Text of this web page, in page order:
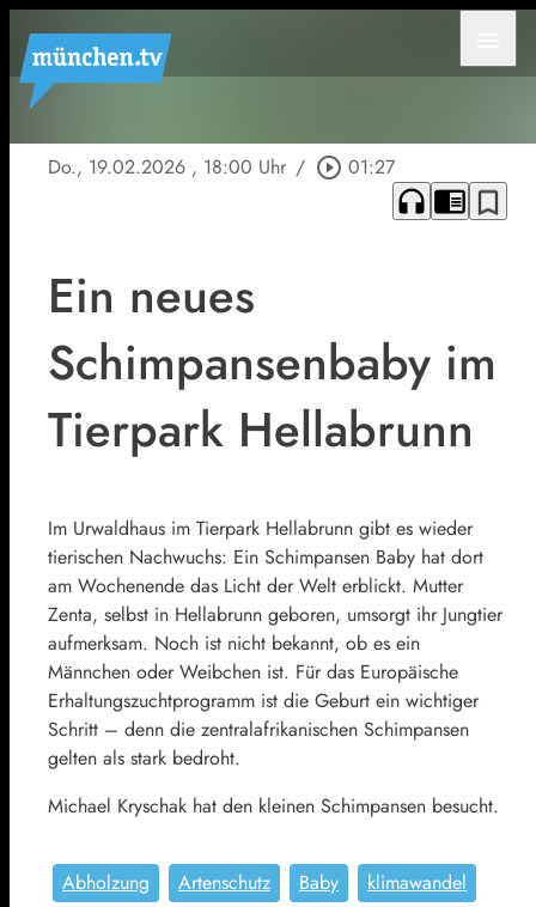
Do., 19.02.2026 , 18:00 Uhr / play_circle_outline 01:27
headphones chrome_reader_mode bookmark_border
Ein neues
Schimpansenbaby im
Tierpark Hellabrunn
Im Urwaldhaus im Tierpark Hellabrunn gibt es wieder
tierischen Nachwuchs: Ein Schimpansen Baby hat dort
am Wochenende das Licht der Welt erblickt. Mutter
Zenta, selbst in Hellabrunn geboren, umsorgt ihr Jungtier
aufmerksam. Noch ist nicht bekannt, ob es ein
Männchen oder Weibchen ist. Für das Europäische
Erhaltungszuchtprogramm ist die Geburt ein wichtiger
Schritt – denn die zentralafrikanischen Schimpansen
gelten als stark bedroht.
Michael Kryschak hat den kleinen Schimpansen besucht.
Abholzung Artenschutz Baby
klimawandel